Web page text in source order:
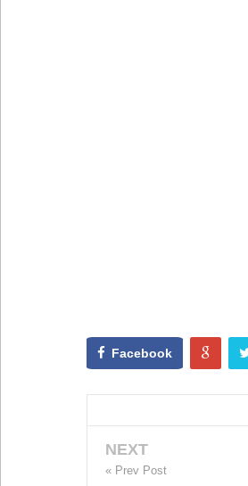
Facebook
NEXT
« Prev Post